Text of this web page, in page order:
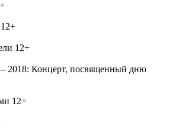
12+
12+
2018: Концерт, посвященный дню
12+